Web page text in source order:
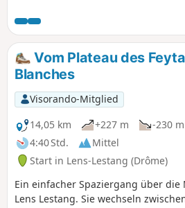
Vom Plateau des
Blanches
Visorando-Mitglied
14,05 km
+227 m
-230 m
4:40 Std.
Mittel
Start in Lens-Lestang (Drôme)
Ein einfacher Spaziergang über die
Lens Lestang. Sie wechseln